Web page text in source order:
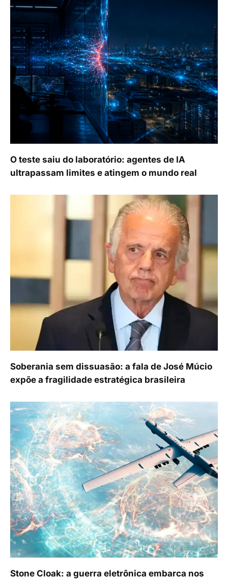
O teste saiu do laboratório: agentes de IA
ultrapassam limites e atingem o mundo real
Soberania sem dissuasão: a fala de José Múcio
expõe a fragilidade estratégica brasileira
Stone Cloak: a guerra eletrônica embarca nos